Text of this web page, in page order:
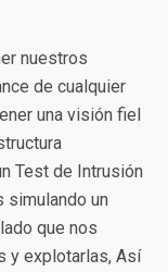
nuestros
de cualquier
una visión fiel
Test de Intrusión
un
que nos
y explotarlas, Así